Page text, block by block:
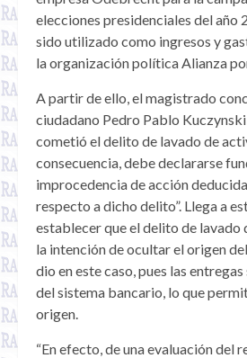
elecciones presidenciales del año
sido utilizado como ingresos y
la organización política Alianza
A partir de ello, el magistrado
ciudadano Pedro Pablo
cometió el delito de lavado de
consecuencia, debe declararse
improcedencia de acción
respecto a dicho delito”. Llega a
establecer que el delito de lavado
la intención de ocultar el origen
dio en este caso, pues las
del sistema bancario, lo que
origen.
“En efecto, de una evaluación del